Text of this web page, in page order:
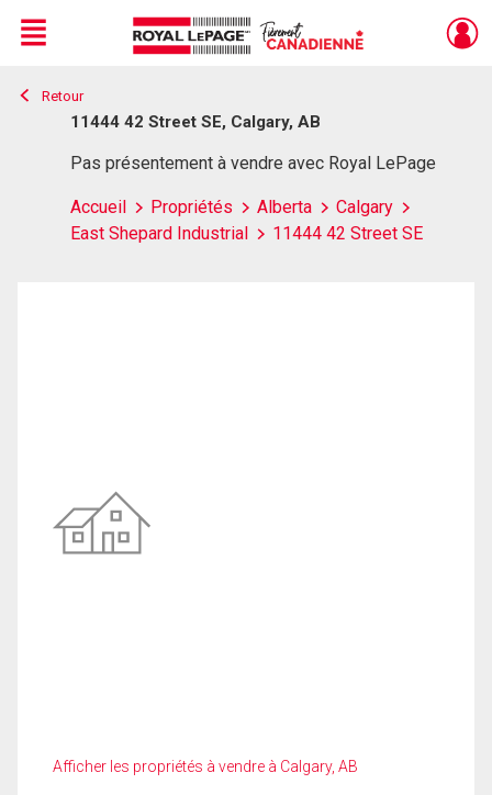
Live
En Direct
Menu
Retour
11444 42 Street SE, Calgary, AB
Pas présentement à vendre avec Royal LePage
Accueil Propriétés Alberta
Calgary
East Shepard Industrial
11444 42 Street SE
Afficher les propriétés à vendre à Calgary, AB